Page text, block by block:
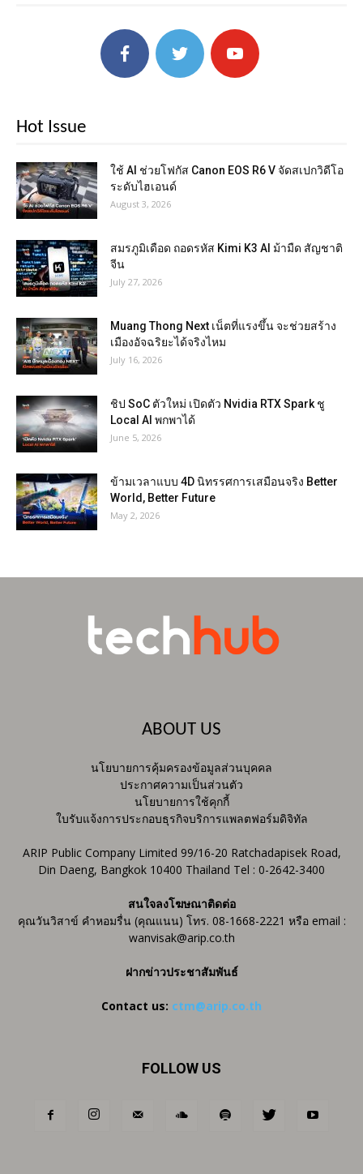
Hot Issue
ใช้ AI ช่วยโฟกัส Canon EOS R6 V จัดสเปกวิดีโอ
ระดับไฮเอนด์
August 3, 2026
สมรภูมิเดือด ถอดรหัส Kimi K3 AI ม้ามืด สัญชาติ
จีน
July 27, 2026
Muang Thong Next เน็ตที่แรงขึ้น จะช่วยสร้าง
เมืองอัจฉริยะได้จริงไหม
July 16, 2026
ชิป SoC ตัวใหม่ เปิดตัว Nvidia RTX Spark ชู
Local AI พกพาได้
June 5, 2026
ข้ามเวลาแบบ 4D นิทรรศการเสมือนจริง Better
World, Better Future
May 2, 2026
ABOUT US
นโยบายการคุ้มครองข้อมูลส่วนบุคคล
ประกาศความเป็นส่วนตัว
นโยบายการใช้คุกกี้
ใบรับแจ้งการประกอบธุรกิจบริการแพลตฟอร์มดิจิทัล
ARIP Public Company Limited 99/16-20 Ratchadapisek Road,
Din Daeng, Bangkok 10400 Thailand Tel : 0-2642-3400
สนใจลงโฆษณาติดต่อ
คุณวันวิสาข์ คำหอมรื่น (คุณแนน) โทร. 08-1668-2221 หรือ email :
wanvisak@arip.co.th
ฝากข่าวประชาสัมพันธ์
Contact us: ctm@arip.co.th
FOLLOW US